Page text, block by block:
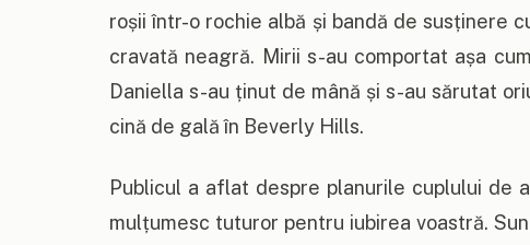
roșii într-o rochie albă și bandă de susținere
cravată neagră. Mirii s-au comportat așa
Daniella s-au ținut de mână și s-au sărutat
cină de gală în Beverly Hills.
Publicul a aflat despre planurile cuplului de
mulțumesc tuturor pentru iubirea voastră.